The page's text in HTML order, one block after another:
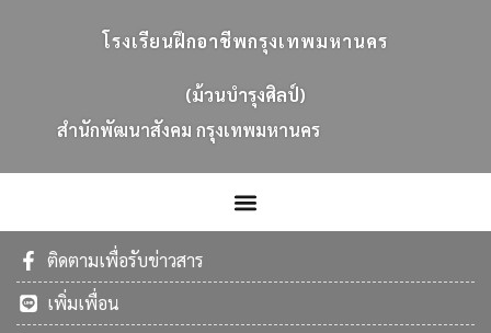
โรงเรียนฝึกอาชีพกรุงเทพมหานคร
(ม้วนบำรุงศิลป์)
สนกพฒนาสงคม กรงเทพมหานคร
ติดตามเพื่อรับข่าวสาร
เพิ่มเพื่อน